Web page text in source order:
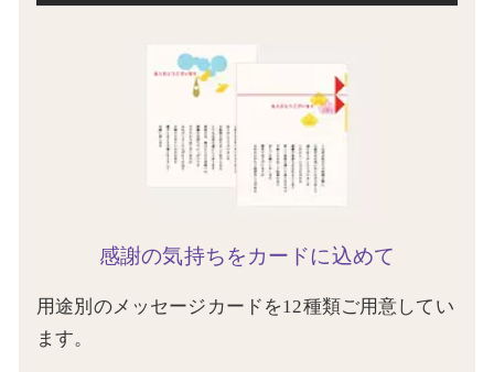
感謝の気持ちをカードに込めて
用途別のメッセージカードを12種類ご用意してい
ます。